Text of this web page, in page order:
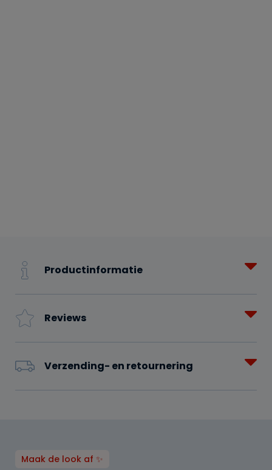
Productinformatie
Reviews
Verzending- en retournering
Maak de look af ✨